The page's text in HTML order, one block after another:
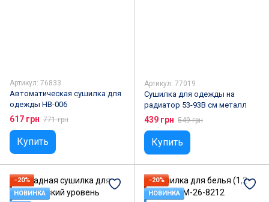
Артикул: 76833
Автоматическая сушилка для
одежды HB-006
617 грн 771 грн
Купить
Артикул: 77019
Сушилка для одежды на
радиатор 53-93B см металл
439 грн 549 грн
Купить
−20%
НОВИНКА
−20%
НОВИНКА